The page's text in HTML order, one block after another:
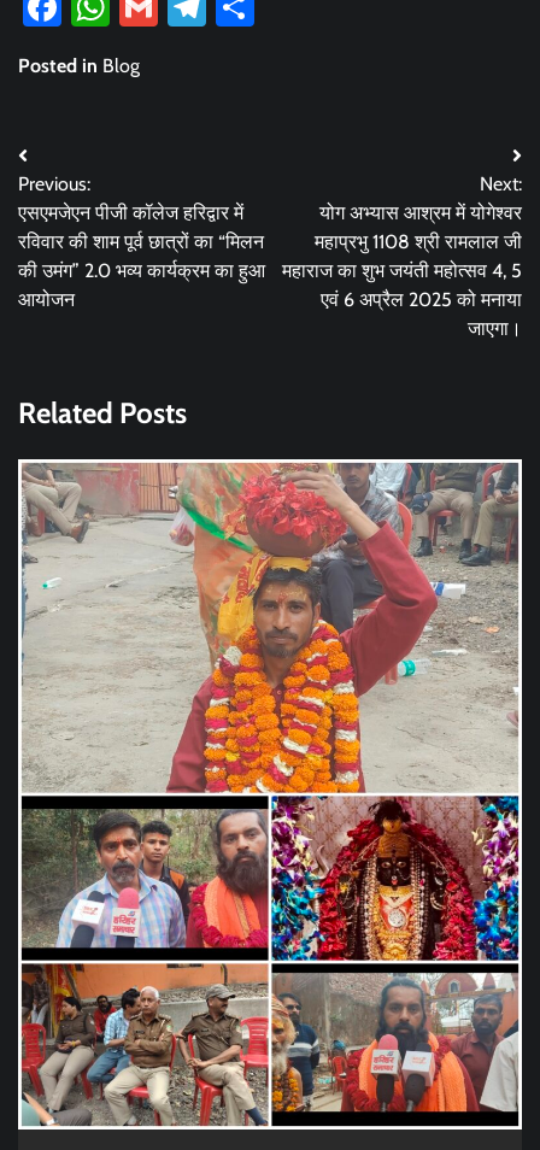
Posted in Blog
Post
navigation
Previous:
एसएमजेएन पीजी कॉलेज हरिद्वार में
रविवार की शाम पूर्व छात्रों का “मिलन
की उमंग” 2.0 भव्य कार्यक्रम का हुआ
आयोजन
Next:
योग अभ्यास आश्रम में योगेश्वर
महाप्रभु 1108 श्री रामलाल जी
महाराज का शुभ जयंती महोत्सव 4, 5
एवं 6 अप्रैल 2025 को मनाया
जाएगा।
Related Posts